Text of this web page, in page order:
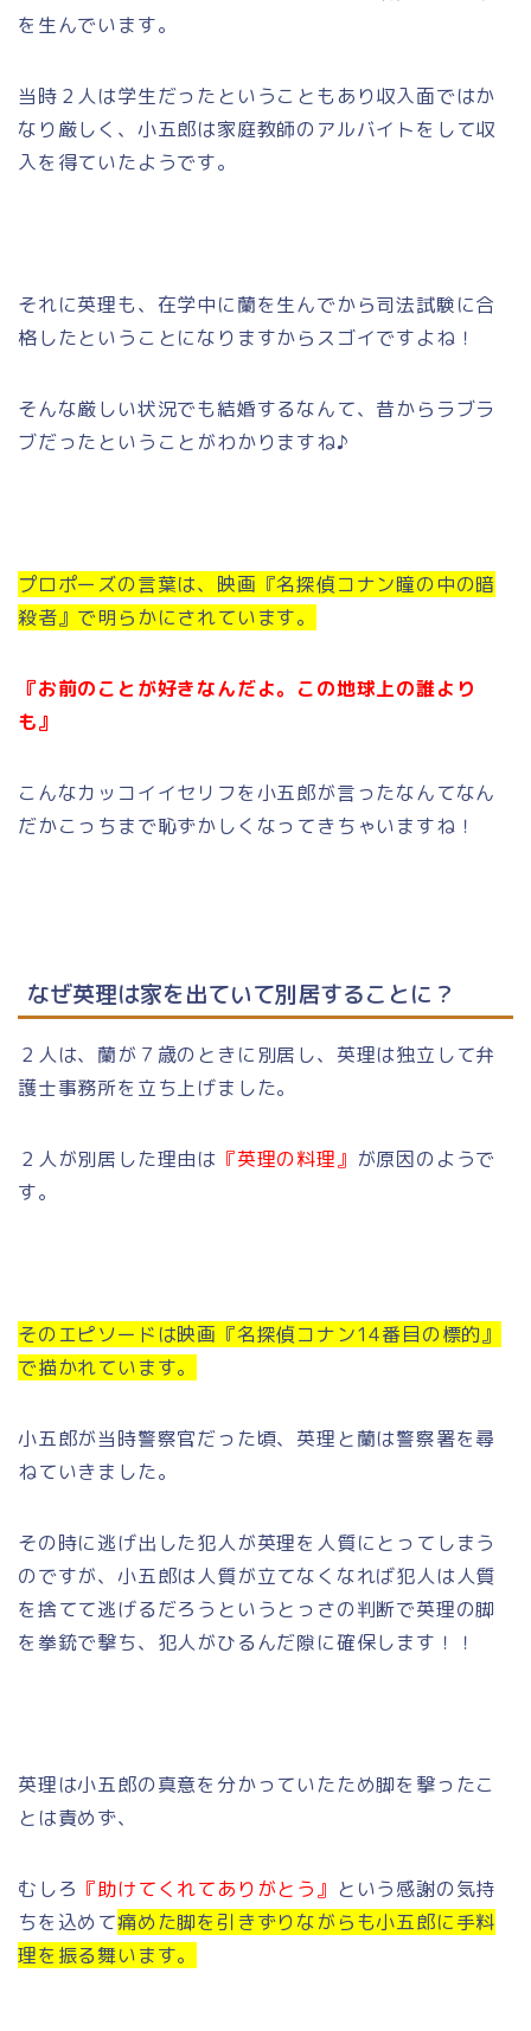
を生んでいます。
当時２人は学生だったということもあり収入面ではか
なり厳しく、小五郎は家庭教師のアルバイトをして収
入を得ていたようです。
それに英理も、在学中に蘭を生んでから司法試験に合
格したということになりますからスゴイですよね！
そんな厳しい状況でも結婚するなんて、昔からラブラ
ブだったということがわかりますね♪
プロポーズの言葉は、映画『名探偵コナン瞳の中の暗
殺者』で明らかにされています。
『お前のことが好きなんだよ。この地球上の誰より
も』
こんなカッコイイセリフを小五郎が言ったなんてなん
だかこっちまで恥ずかしくなってきちゃいますね！
なぜ英理は家を出ていて別居することに？
２人は、蘭が７歳のときに別居し、英理は独立して弁
護士事務所を立ち上げました。
２人が別居した理由は 『英理の料理』 が原因のようで
す。
そのエピソードは映画『名探偵コナン14番目の標的』
で描かれています。
小五郎が当時警察官だった頃、英理と蘭は警察署を尋
ねていきました。
その時に逃げ出した犯人が英理を人質にとってしまう
のですが、小五郎は人質が立てなくなれば犯人は人質
を捨てて逃げるだろうというとっさの判断で英理の脚
を拳銃で撃ち、犯人がひるんだ隙に確保します！！
英理は小五郎の真意を分かっていたため脚を撃ったこ
とは責めず、
むしろ 『助けてくれてありがとう』 という感謝の気持
ちを込めて痛めた脚を引きずりながらも小五郎に手料
理を振る舞います。